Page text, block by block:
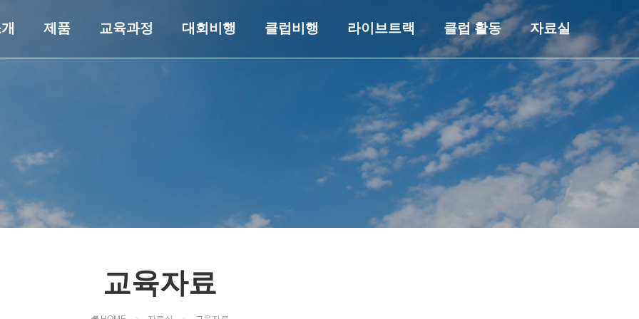
제품 교육과정 대회비행 클럽비행 라이브트랙 클럽 활동 자료실
교육자료